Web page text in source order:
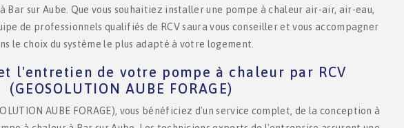
Bar sur Aube. Que vous souhaitiez installer une pompe à chaleur air-air, air-eau,
de professionnels qualifiés de RCV saura vous conseiller et vous accompagner
le choix du système le plus adapté à votre logement.
l'entretien de votre pompe à chaleur par RCV
(GEOSOLUTION AUBE FORAGE)
AUBE FORAGE), vous bénéficiez d'un service complet, de la conception à